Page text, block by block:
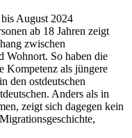
August 2024
ab 18 Jahren zeigt
zwischen
Wohnort. So haben die
Kompetenz als jüngere
den ostdeutschen
Anders als in
zeigt sich dagegen kein